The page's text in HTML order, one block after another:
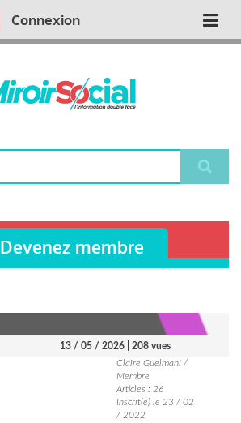
Connexion
Devenez membre
13 / 05 / 2026 | 208 vues
Claire Guelmani /
Membre
Articles : 26
Inscrit(e) le 23 / 02
/ 2022